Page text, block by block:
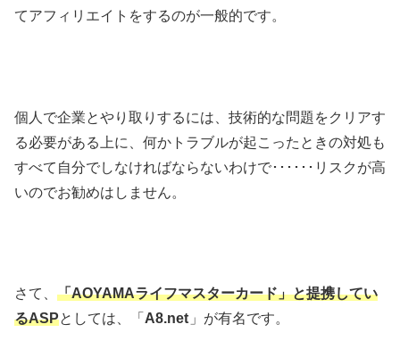
てアフィリエイトをするのが一般的です。
個人で企業とやり取りするには、技術的な問題をクリアす
る必要がある上に、何かトラブルが起こったときの対処も
すべて自分でしなければならないわけで･･････リスクが高
いのでお勧めはしません。
さて、 「AOYAMAライフマスターカード」と提携してい
るASPとしては、「 A8.net 」が有名です。